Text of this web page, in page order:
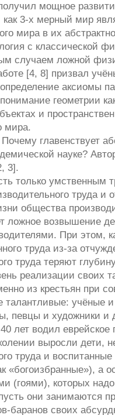
мощное
как 3-х мерный мир
мира в их
с классической
случаем ложной
[4, 8] призвал
аксиомы
геометрии
и
мира.
главенствует
науке?
3].
только умственным
труда и
общества
ложное возвышение
При этом,
труда из-за
труда теряют
реализации своих
из крестьян при
учёные
певцы и художники и
лет водил еврейское
выросли дети,
труда и воспитанные
«богоизбранные»), а
(гоями), которых
они занимаются
баранов своих